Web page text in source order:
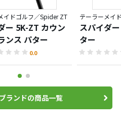
イドゴルフ／Spider ZT
ー 5K-ZT カウン
ンス パター
0.0
テーラーメイ
スパイダ
ター
ランドの商品一覧